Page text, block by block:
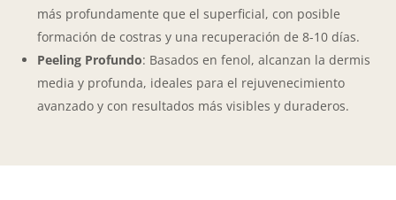
más profundamente que el superficial, con posible
formación de costras y una recuperación de 8-10 días.
Peeling Profundo: Basados en fenol, alcanzan la dermis
media y profunda, ideales para el rejuvenecimiento
avanzado y con resultados más visibles y duraderos.